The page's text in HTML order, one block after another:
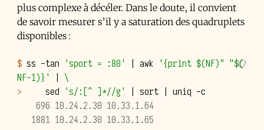
plus complexe à décéler. Dans le doute, il convient
de savoir mesurer s’il y a saturation des quadruplets
disponibles :
$ ss -tan 'sport = :80' | awk '{print $(NF)" "$(
NF-1)}' | \
>
sed 's/:[^ ]*//g' | sort | uniq
    696 10.24.2.30 10.33.1.64
   1881 10.24.2.30 10.33.1.65